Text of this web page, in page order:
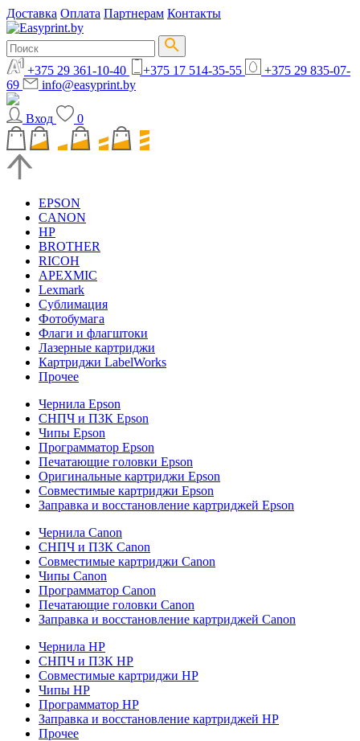
Доставка Оплата Партнерам Контакты
+375 29 361-10-40 +375 17 514-35-55
+375 29 835-07-
69
info@easyprint.by
Вход 0
EPSON
CANON
HP
BROTHER
RICOH
APEXMIC
Lexmark
Сублимация
Фотобумага
Флаги и флагштоки
Лазерные картриджи
Картриджи LabelWorks
Прочее
Чернила Epson
СНПЧ и ПЗК Epson
Чипы Epson
Программатор Epson
Печатающие головки Epson
Оригинальные картриджи Epson
Совместимые картриджи Epson
Заправка и восстановление картриджей Epson
Чернила Canon
СНПЧ и ПЗК Canon
Совместимые картриджи Canon
Чипы Canon
Программатор Canon
Печатающие головки Canon
Заправка и восстановление картриджей Canon
Чернила HP
СНПЧ и ПЗК HP
Совместимые картриджи HP
Чипы HP
Программатор HP
Заправка и восстановление картриджей HP
Прочее